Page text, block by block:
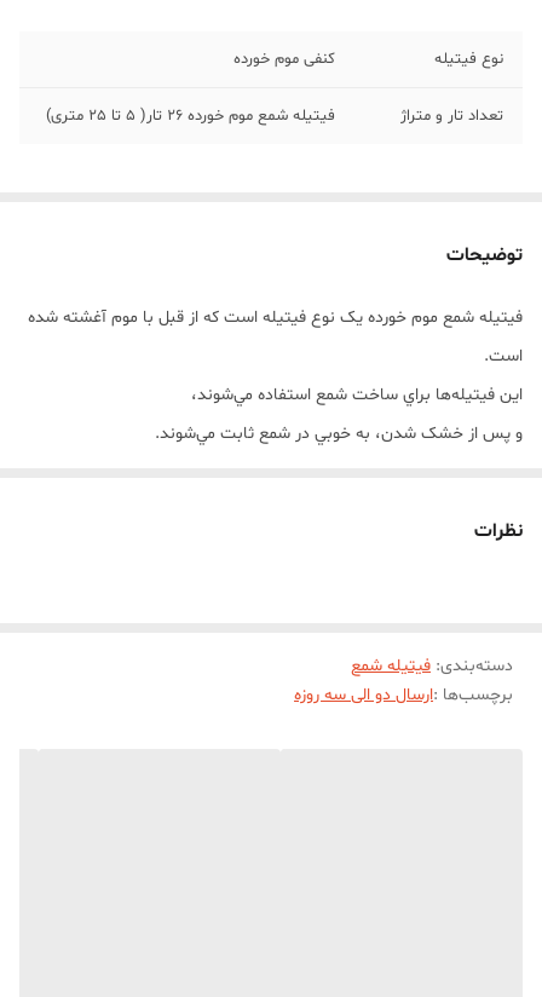
نوع فیتیله کنفی موم خورده
تعداد تار و متراژ فیتیله شمع موم خورده 26 تار( 5 تا 25 متری)
توضیحات
فيتيله شمع موم خورده يک نوع فيتيله است که از قبل با موم آغشته شده
است.
اين فيتيله‌ها براي ساخت شمع استفاده مي‌شوند،
و پس از خشک شدن، به خوبي در شمع ثابت مي‌شوند.
نظرات
دسته‌بندی: فیتیله شمع
برچسب‌ها :ارسال دو الی سه روزه